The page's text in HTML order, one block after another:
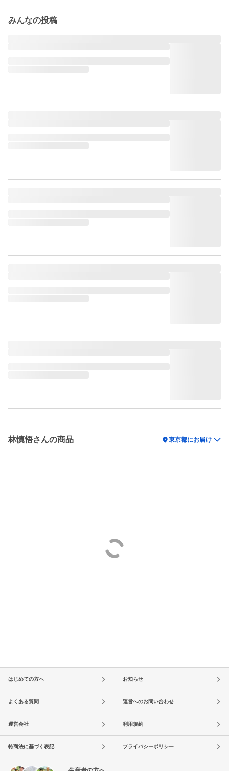
みんなの投稿
林慎悟さんの商品 location_on東京都にお届け
はじめての方へ お知らせ
よくある質問 運営へのお問い合わせ
運営会社 利用規約
特商法に基づく表記 プライバシーポリシー